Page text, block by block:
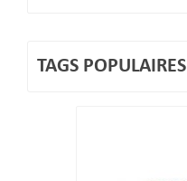
TAGS POPULAIRES